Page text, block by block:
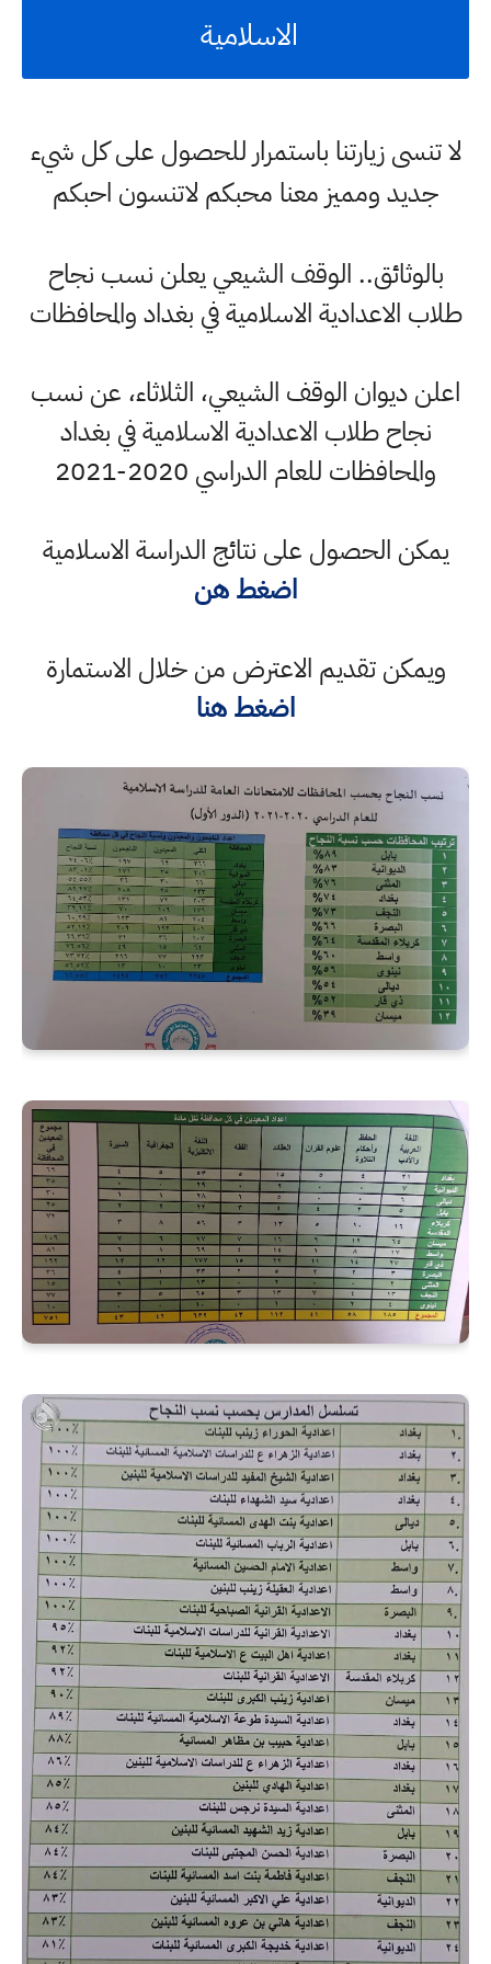
الاسلامية
لا تنسى زيارتنا باستمرار للحصول على كل شيء
جديد ومميز معنا محبكم لاتنسون احبكم
بالوثائق.. الوقف الشيعي يعلن نسب نجاح
طلاب الاعدادية الاسلامية في بغداد والمحافظات
اعلن ديوان الوقف الشيعي، الثلاثاء، عن نسب
نجاح طلاب الاعدادية الاسلامية في بغداد
والمحافظات للعام الدراسي 2020-2021
يمكن الحصول على نتائج الدراسة الاسلامية
اضغط هن
ويمكن تقديم الاعترض من خلال الاستمارة
اضغط هنا